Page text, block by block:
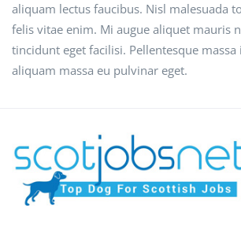
aliquam lectus faucibus. Nisl malesuada
felis vitae enim. Mi augue aliquet mauris
tincidunt eget facilisi. Pellentesque
aliquam massa eu pulvinar eget.